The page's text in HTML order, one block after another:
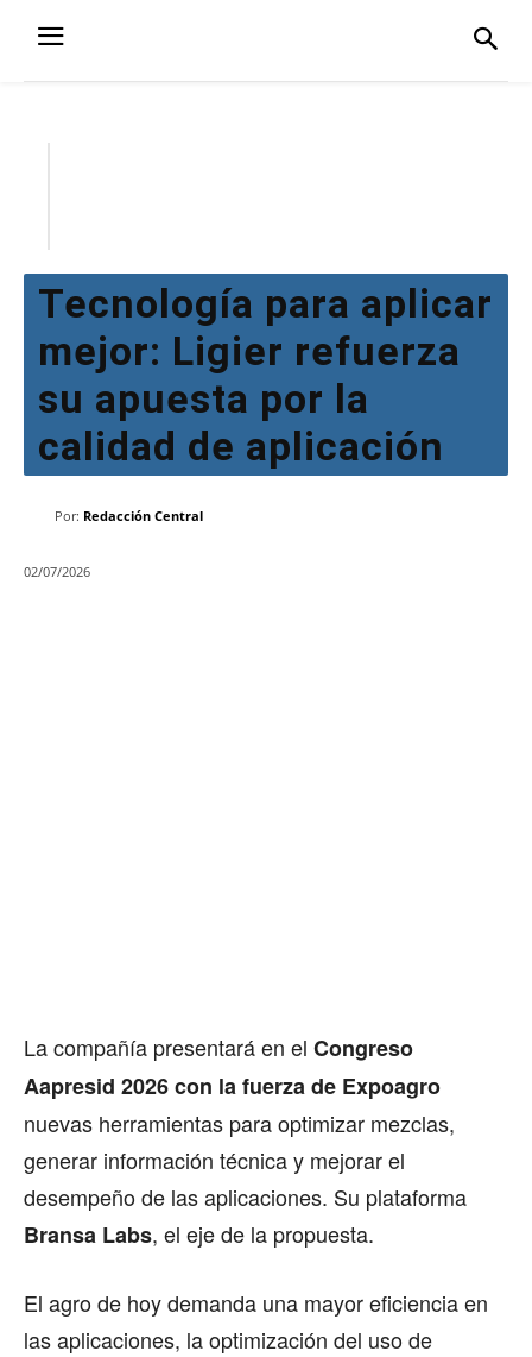
Tecnología para aplicar
mejor: Ligier refuerza
su apuesta por la
calidad de aplicación
Por: Redacción Central
02/07/2026
La compañía presentará en el Congreso
Aapresid 2026 con la fuerza de Expoagro
nuevas herramientas para optimizar mezclas,
generar información técnica y mejorar el
desempeño de las aplicaciones. Su plataforma
Bransa Labs, el eje de la propuesta.
El agro de hoy demanda una mayor eficiencia en
las aplicaciones, la optimización del uso de